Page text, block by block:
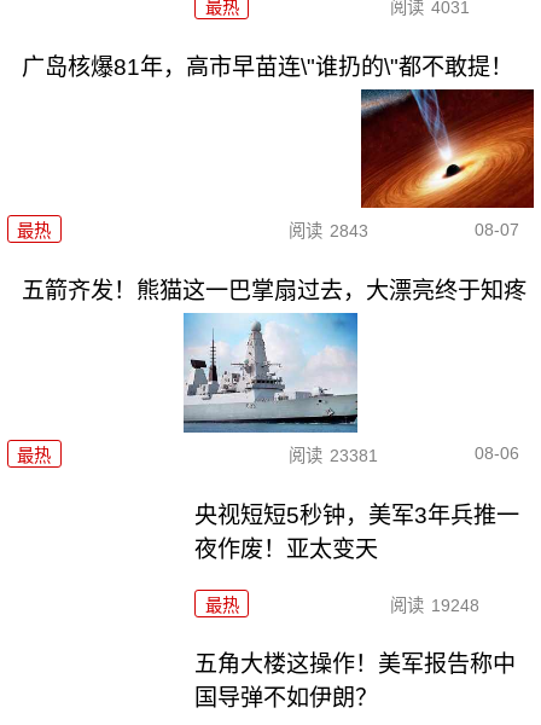
最热 阅读 4031
广岛核爆81年，高市早苗连\"谁扔的\"都不敢提！
最热 阅读 2843 08-07
五箭齐发！熊猫这一巴掌扇过去，大漂亮终于知疼
最热 阅读 23381 08-06
央视短短5秒钟，美军3年兵推一
夜作废！亚太变天
最热 阅读 19248
五角大楼这操作！美军报告称中
国导弹不如伊朗？